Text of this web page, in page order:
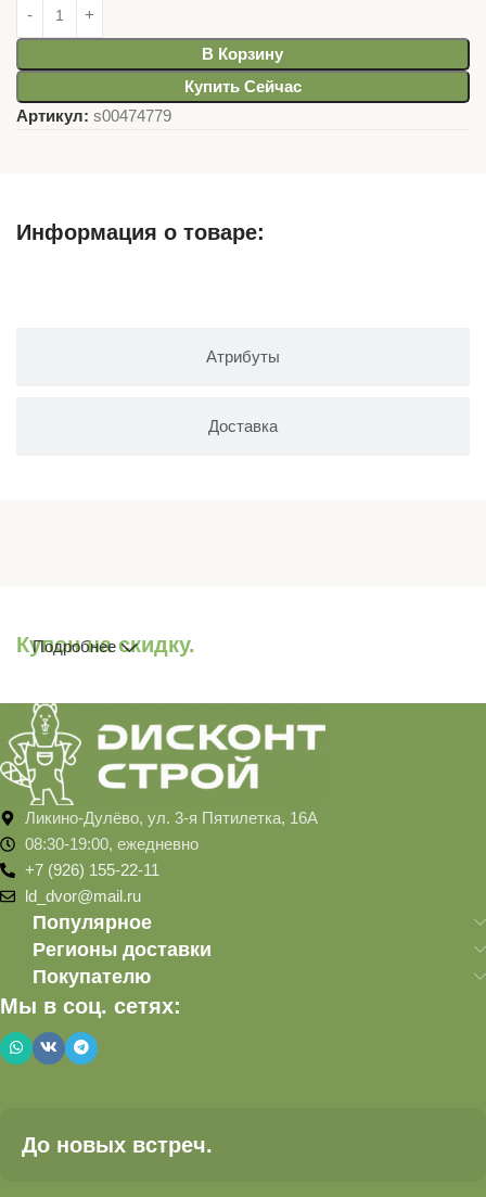
В Корзину
Купить Сейчас
Артикул: s00474779
Информация о товаре:
Атрибуты
Доставка
Купон на скидку.
Подробнее
Ликино-Дулёво, ул. 3-я Пятилетка, 16А
08:30-19:00, ежедневно
+7 (926) 155-22-11
ld_dvor@mail.ru
Популярное
Регионы доставки
Покупателю
Мы в соц. сетях:
До новых встреч.